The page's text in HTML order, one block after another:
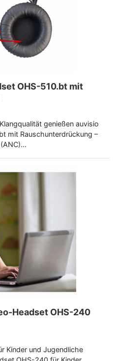
OHS-510.bt mit
genießen auvisio
mit Rauschunterdrückung –
Headset OHS-240
Kinder und Jugendliche